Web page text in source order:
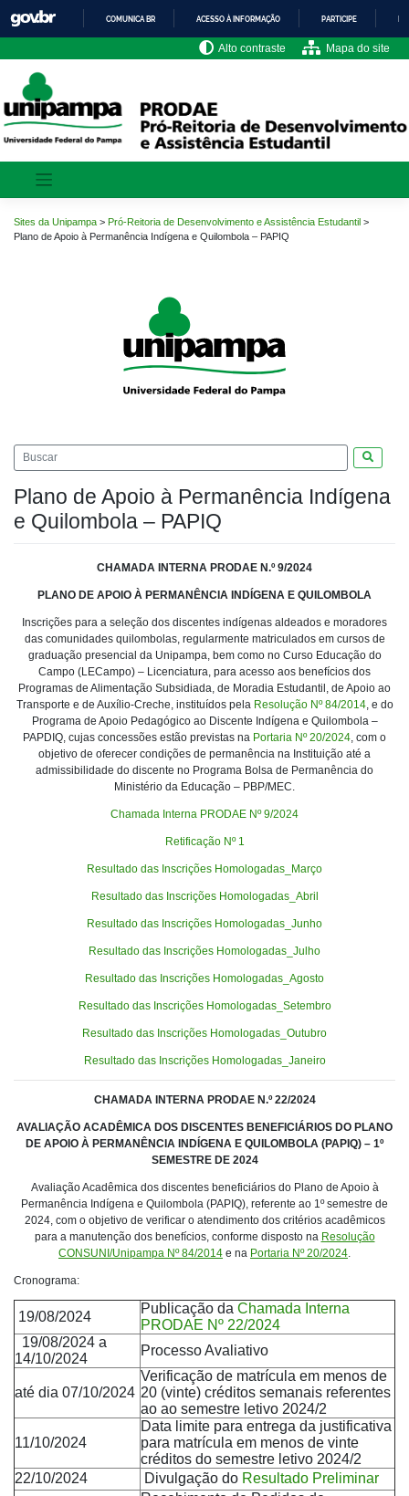
para
o
conteúdo
IR
PARA
COMUNICA BR ACESSO À INFORMAÇÃO PARTICIPE
Alto contraste Mapa do site
Sites da Unipampa > Pró-Reitoria de Desenvolvimento e Assistência Estudantil >
Plano de Apoio à Permanência Indígena e Quilombola – PAPIQ
Plano de Apoio à Permanência Indígena
e Quilombola – PAPIQ
CHAMADA INTERNA PRODAE N.º 9/2024
PLANO DE APOIO À PERMANÊNCIA INDÍGENA E QUILOMBOLA
Inscrições para a seleção dos discentes indígenas aldeados e moradores
das comunidades quilombolas, regularmente matriculados em cursos de
graduação presencial da Unipampa, bem como no Curso Educação do
Campo (LECampo) – Licenciatura, para acesso aos benefícios dos
Programas de Alimentação Subsidiada, de Moradia Estudantil, de Apoio ao
Transporte e de Auxílio-Creche, instituídos pela Resolução Nº 84/2014, e do
Programa de Apoio Pedagógico ao Discente Indígena e Quilombola –
PAPDIQ, cujas concessões estão previstas na Portaria Nº 20/2024 , com o
objetivo de oferecer condições de permanência na Instituição até a
admissibilidade do discente no Programa Bolsa de Permanência do
Ministério da Educação – PBP/MEC.
Chamada Interna PRODAE Nº 9/2024
Retificação Nº 1
Resultado das Inscrições Homologadas_Março
Resultado das Inscrições Homologadas_Abril
Resultado das Inscrições Homologadas_Junho
Resultado das Inscrições Homologadas_Julho
Resultado das Inscrições Homologadas_Agosto
Resultado das Inscrições Homologadas_Setembro
Resultado das Inscrições Homologadas_Outubro
Resultado das Inscrições Homologadas_Janeiro
CHAMADA INTERNA PRODAE N.º22/2024
AVALIAÇÃO ACADÊMICA DOS DISCENTES BENEFICIÁRIOS DO PLANO
DE APOIO À PERMANÊNCIA INDÍGENA E QUILOMBOLA (PAPIQ) – 1º
SEMESTRE DE 2024
Avaliação Acadêmica dos discentes beneficiários do Plano de Apoio à
Permanência Indígena e Quilombola (PAPIQ), referente ao 1º semestre de
2024, com o objetivo de verificar o atendimento dos critérios acadêmicos
para a manutenção dos benefícios, conforme disposto na Resolução
CONSUNI/Unipampa Nº 84/2014 e na Portaria Nº 20/2024
Cronograma:
19/08/2024
Publicação da Chamada Interna
PRODAE Nº 22/2024
19/08/2024 a
14/10/2024
Processo Avaliativo
até dia 07/10/2024
Verificação de matrícula em menos de
20 (vinte) créditos semanais referentes
ao ao semestre letivo 2024/2
11/10/2024
Data limite para entrega da justificativa
para matrícula em menos de vinte
créditos do semestre letivo 2024/2
22/10/2024
Divulgação do Resultado Preliminar